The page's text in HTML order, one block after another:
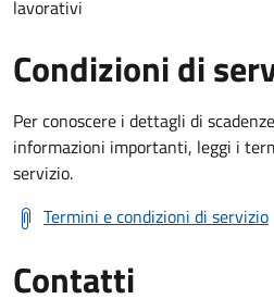
lavorativi
Condizioni di
Per conoscere i dettagli di
informazioni importanti, leggi i
servizio.
Termini e condizioni di servizio
Contatti